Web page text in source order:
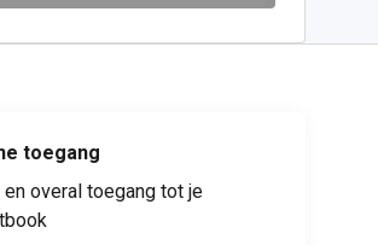
toegang
overal toegang tot je